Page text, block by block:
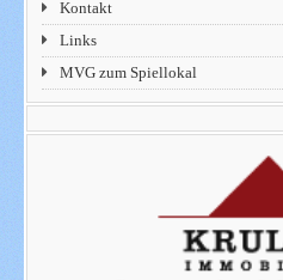
Kontakt
Links
MVG zum Spiellokal